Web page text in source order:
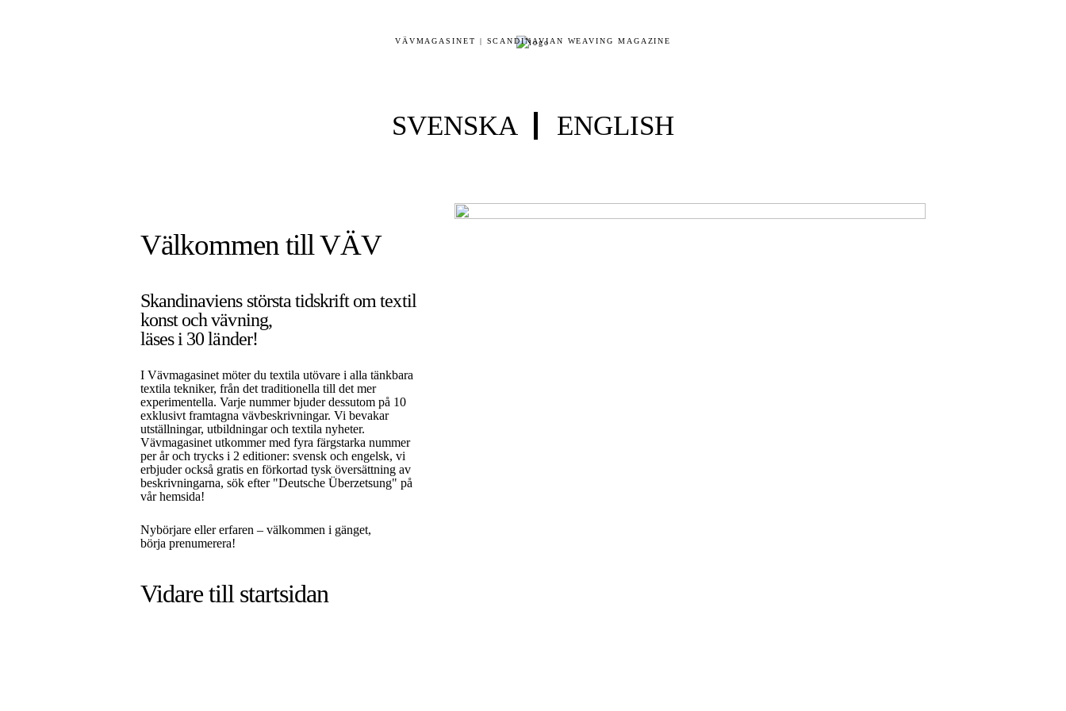
VÄVMAGASINET | SCANDINAVIAN WEAVING MAGAZINE
SVENSKA ENGLISH
Välkommen till VÄV
Skandinaviens största tidskrift om textil
konst och vävning,
läses i 30 länder!
I Vävmagasinet möter du textila utövare i alla tänkbara
textila tekniker, från det traditionella till det mer
experimentella. Varje nummer bjuder dessutom på 10
exklusivt framtagna vävbeskrivningar. Vi bevakar
utställningar, utbildningar och textila nyheter.
Vävmagasinet utkommer med fyra färgstarka nummer
per år och trycks i 2 editioner: svensk och engelsk, vi
erbjuder också gratis en förkortad tysk översättning av
beskrivningarna, sök efter "Deutsche Überzetsung" på
vår hemsida!
Nybörjare eller erfaren – välkommen i gänget,
börja prenumerera!
Vidare till startsidan